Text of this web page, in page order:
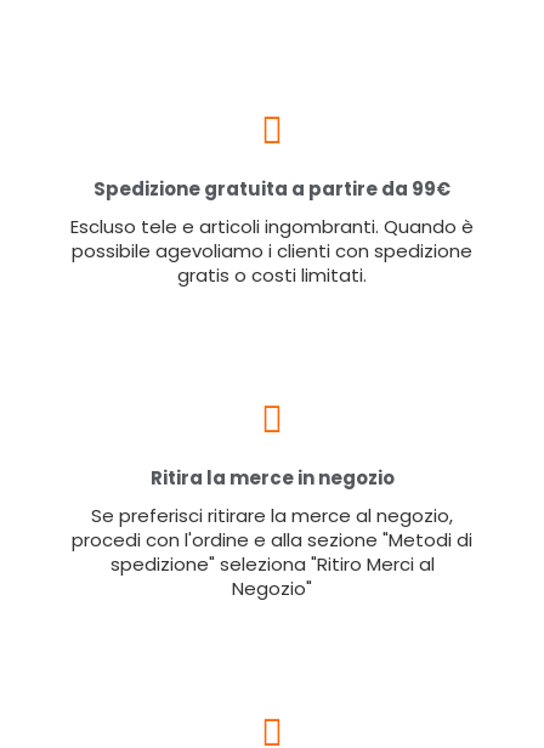
Spedizione gratuita a partire da 99€
Escluso tele e articoli ingombranti. Quando è
possibile agevoliamo i clienti con spedizione
gratis o costi limitati.
Ritira la merce in negozio
Se preferisci ritirare la merce al negozio,
procedi con l'ordine e alla sezione "Metodi di
spedizione" seleziona "Ritiro Merci al
Negozio"